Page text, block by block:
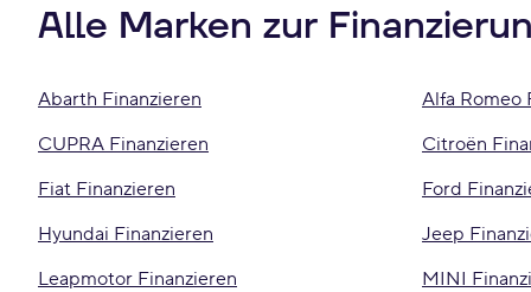
Alle Marken zur
Abarth Finanzieren Alfa Romeo
CUPRA Finanzieren
Citroën
Fiat Finanzieren
Ford
Hyundai Finanzieren
Jeep
Leapmotor Finanzieren
MINI